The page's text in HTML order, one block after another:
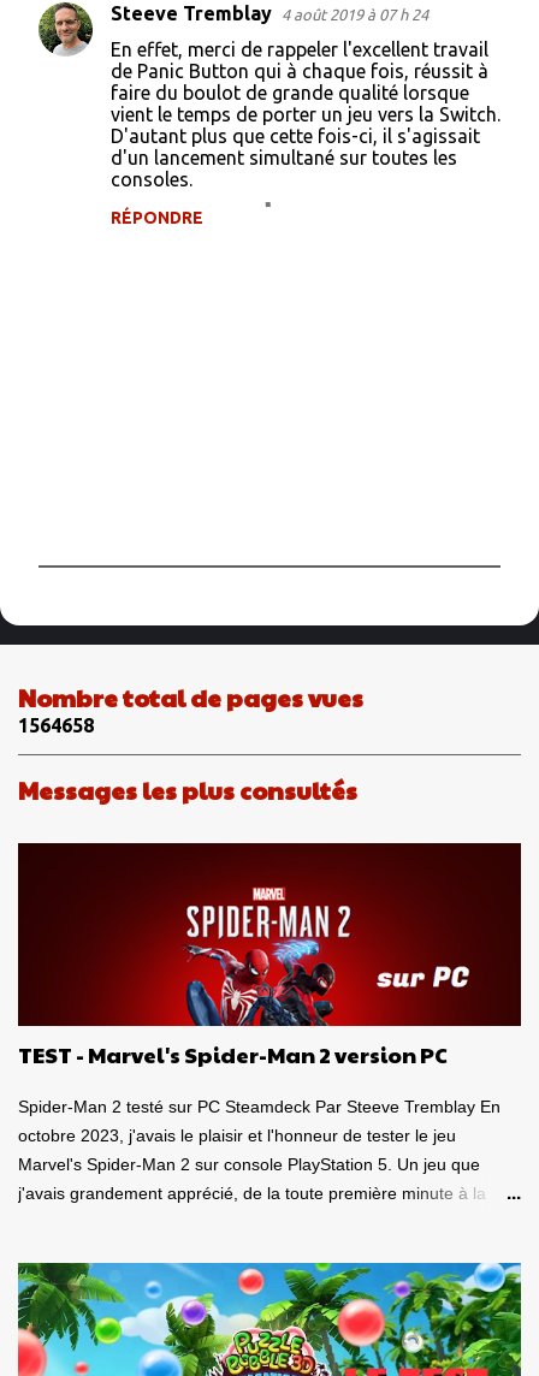
Steeve Tremblay 4 août 2019 à 07 h 24
En effet, merci de rappeler l'excellent travail
de Panic Button qui à chaque fois, réussit à
faire du boulot de grande qualité lorsque
vient le temps de porter un jeu vers la Switch.
D'autant plus que cette fois-ci, il s'agissait
d'un lancement simultané sur toutes les
consoles.
RÉPONDRE
u
b
i
e
r
u
c
m
Nombre total de pages vues
1564658
Messages les plus consultés
TEST - Marvel's Spider-Man 2 version PC
Spider-Man 2 testé sur PC Steamdeck Par Steeve Tremblay En
octobre 2023, j'avais le plaisir et l'honneur de tester le jeu
Marvel's Spider-Man 2 sur console PlayStation 5. Un jeu que
j'avais grandement apprécié, de la toute première minute à la
Pour revoir mon test, c'est par ici . Lorsque PlayStation Canada
nous a contacté il y a deux semaines pour faire le test de la
version PC, laquelle a vu le jour le 30 janvier dernier, je me suis
tout de suite dit : Ça serait génial d'y retourner, mais de façon